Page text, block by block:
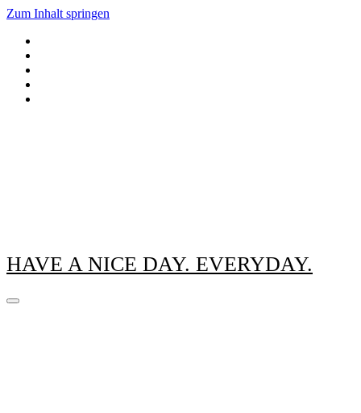
Zum Inhalt springen
HAVE A NICE DAY. EVERYDAY.